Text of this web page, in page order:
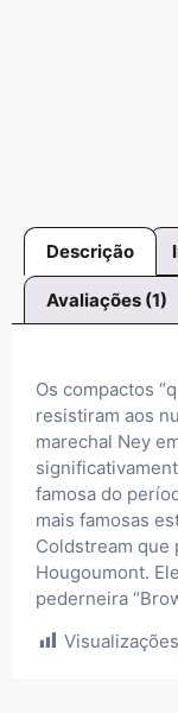
Descrição
Avaliações (1)
Os compactos
resistiram aos
marechal Ney
famosa do
mais famosas
Coldstream que
Hougoumont.
pederneira